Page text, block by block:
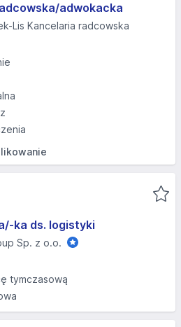
adwokacka
Lis Kancelaria radcowska
ka ds. logistyki
Sp. z o.o.
tymczasową